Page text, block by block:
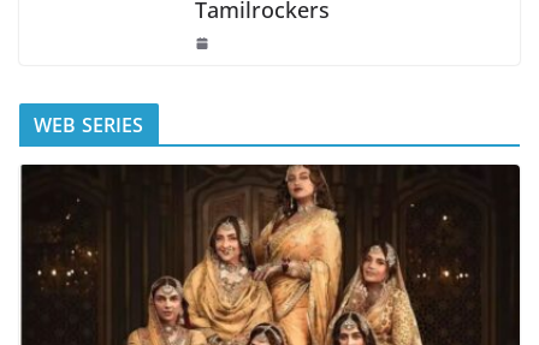
Tamilrockers
WEB SERIES